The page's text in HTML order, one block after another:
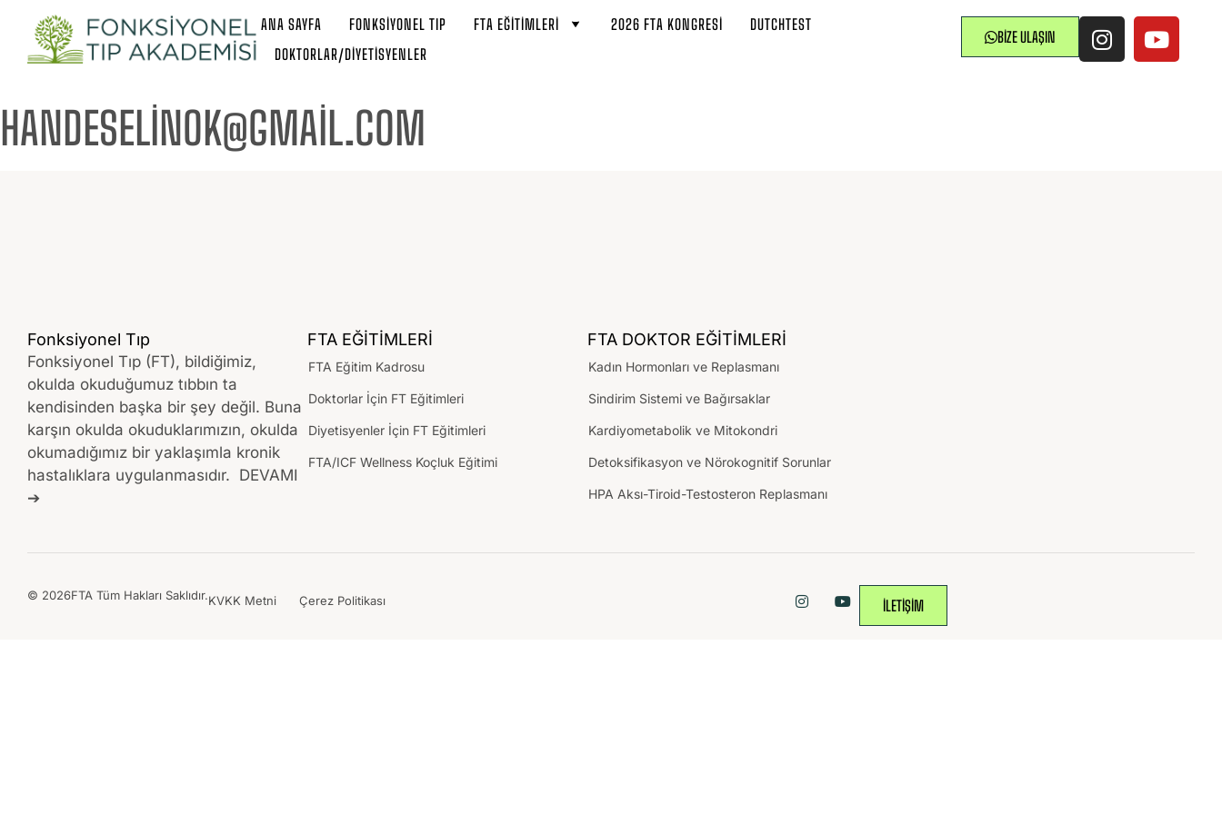
ANA SAYFA FONKSIYONEL TIP FTA EĞITIMLERI 2026 FTA KONGRESI
DUTCHTEST
DOKTORLAR/DIYETISYENLER
BIZE ULAŞIN
HANDESELINOK@GMAIL.COM
Fonksiyonel Tıp
Fonksiyonel Tıp (FT), bildiğimiz,
okulda okuduğumuz tıbbın ta
kendisinden başka bir şey değil. Buna
karşın okulda okuduklarımızın, okulda
okumadığımız bir yaklaşımla kronik
hastalıklara uygulanmasıdır. DEVAMI
➔
FTA EĞİTİMLERİ
FTA Eğitim Kadrosu
Doktorlar İçin FT Eğitimleri
Diyetisyenler İçin FT Eğitimleri
FTA/ICF Wellness Koçluk Eğitimi
FTA DOKTOR EĞİTİMLERİ
Kadın Hormonları ve Replasmanı
Sindirim Sistemi ve Bağırsaklar
Kardiyometabolik ve Mitokondri
Detoksifikasyon ve Nörokognitif Sorunlar
HPA Aksı-Tiroid-Testosteron Replasmanı
© 2026FTA Tüm Hakları Saklıdır.KVKK Metni Çerez Politikası İLETİŞİM